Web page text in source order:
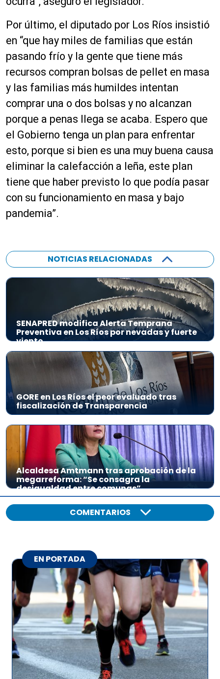
Por último, el diputado por Los Ríos insistió
en “que hay miles de familias que están
pasando frío y la gente que tiene más
recursos compran bolsas de pellet en masa
y las familias más humildes intentan
comprar una o dos bolsas y no alcanzan
porque a penas llega se acaba. Espero que
el Gobierno tenga un plan para enfrentar
esto, porque si bien es una muy buena causa
eliminar la calefacción a leña, este plan
tiene que haber previsto lo que podía pasar
con su funcionamiento en masa y bajo
pandemia”.
NOTICIAS RELACIONADAS
SENAPRED modifica Alerta Temprana
Preventiva en Los Ríos por nevadas y fuerte
viento
GORE en Los Ríos el peor evaluado tras
fiscalización de Transparencia
Alcaldesa Amtmann tras aprobación de la
megarreforma: “Se consagra la
desigualdad entre comunas”
COMENTARIOS
EN PORTADA